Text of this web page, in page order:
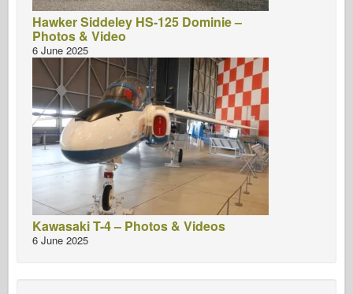
Hawker Siddeley HS-125 Dominie –
Photos & Video
6 June 2025
Kawasaki T-4 – Photos & Videos
6 June 2025